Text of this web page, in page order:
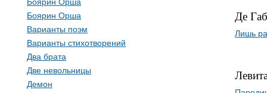
Боярин Орша
Варианты поэм
Варианты стихотворений
Два брата
Две невольницы
Демон
Де
Лишь